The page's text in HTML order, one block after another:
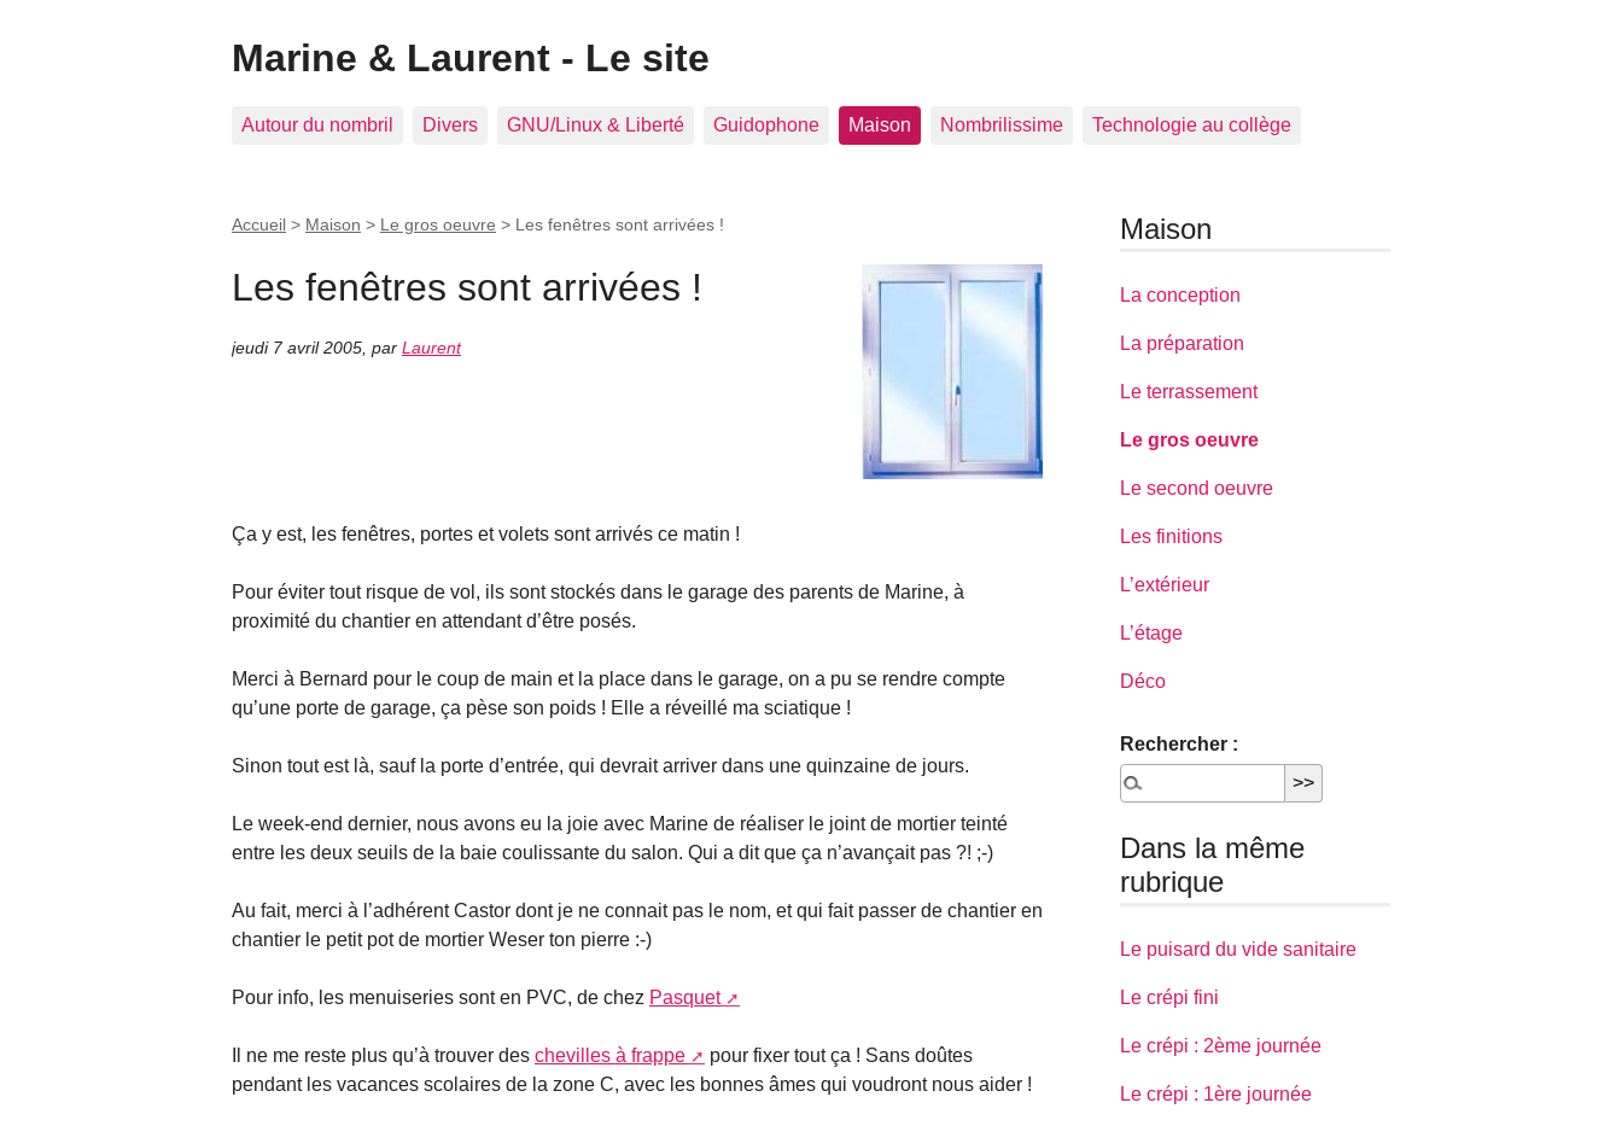
Marine & Laurent - Le site
Autour du nombril Divers GNU/Linux & Liberté Guidophone Maison Nombrilissime Technologie au collège
Accueil > Maison > Le gros oeuvre > Les fenêtres sont arrivées !
Les fenêtres sont arrivées !
jeudi 7 avril 2005 par Laurent
Ça y est, les fenêtres, portes et volets sont arrivés ce matin !
Pour éviter tout risque de vol, ils sont stockés dans le garage des parents de Marine, à
proximité du chantier en attendant d’être posés.
Merci à Bernard pour le coup de main et la place dans le garage, on a pu se rendre compte
qu’une porte de garage, ça pèse son poids ! Elle a réveillé ma sciatique !
Sinon tout est là, sauf la porte d’entrée, qui devrait arriver dans une quinzaine de jours.
Le week-end dernier, nous avons eu la joie avec Marine de réaliser le joint de mortier teinté
entre les deux seuils de la baie coulissante du salon. Qui a dit que ça n’avançait pas ?! ;-)
Au fait, merci à l’adhérent Castor dont je ne connait pas le nom, et qui fait passer de chantier en
chantier le petit pot de mortier Weser ton pierre :-)
Pour info, les menuiseries sont en PVC, de chez Pasquet
Il ne me reste plus qu’à trouver des chevilles à frappe
pour fixer tout ça ! Sans doûtes
pendant les vacances scolaires de la zone C, avec les bonnes âmes qui voudront nous aider !
Maison
La conception
La préparation
Le terrassement
Le gros oeuvre
Le second oeuvre
Les finitions
L’extérieur
L’étage
Déco
Rechercher :
Dans la même
rubrique
Le puisard du vide sanitaire
Le crépi fini
Le crépi : 2ème journée
Le crépi : 1ère journée